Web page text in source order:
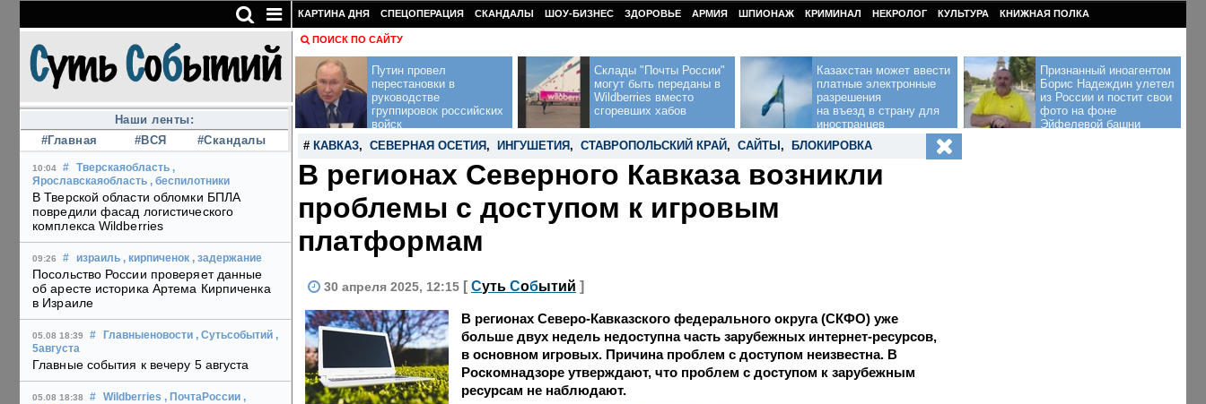
Наши ленты:
#Главная
#ВСЯ #Скандалы
10:04 # Тверскаяобласть ,
Ярославскаяобласть , беспилотники
В Тверской области обломки БПЛА
повредили фасад логистического
комплекса Wildberries
09:26 # израиль , кирпиченок , задержание
Посольство России проверяет данные
об аресте историка Артема Кирпиченка
в Израиле
05.08 18:39 # Главныеновости , Сутьсобытий ,
5августа
Главные события к вечеру 5 августа
05.08 18:38 # Wildberries , ПочтаРоссии ,
КАРТИНА ДНЯ СПЕЦОПЕРАЦИЯ СКАНДАЛЫ ШОУ-БИЗНЕС ЗДОРОВЬЕ АРМИЯ ШПИОНАЖ КРИМИНАЛ НЕКРОЛОГ КУЛЬТУРА КНИЖНАЯ ПОЛКА
ПОИСК ПО САЙТУ
Путин провел
перестановки в
руководстве
группировок российских
войск
Склады "Почты России"
могут быть переданы в
Wildberries вместо
сгоревших хабов
Казахстан может ввести
платные электронные
разрешения
на въезд в страну для
иностранцев
Признанный иноагентом
Борис Надеждин улетел
из России и постит свои
фото на фоне
Эйфелевой башни
# КАВКАЗ, СЕВЕРНАЯ ОСЕТИЯ , ИНГУШЕТИЯ , СТАВРОПОЛЬСКИЙ КРАЙ , САЙТЫ , БЛОКИРОВКА
В регионах Северного Кавказа возникли
проблемы с доступом к игровым
платформам
30 апреля 2025, 12:15 [ Суть Событий ]
В регионах Северо-Кавказского федерального округа (СКФО) уже
больше двух недель недоступна часть зарубежных интернет-ресурсов,
в основном игровых. Причина проблем с доступом неизвестна. В
Роскомнадзоре утверждают, что проблем с доступом к зарубежным
ресурсам не наблюдают.